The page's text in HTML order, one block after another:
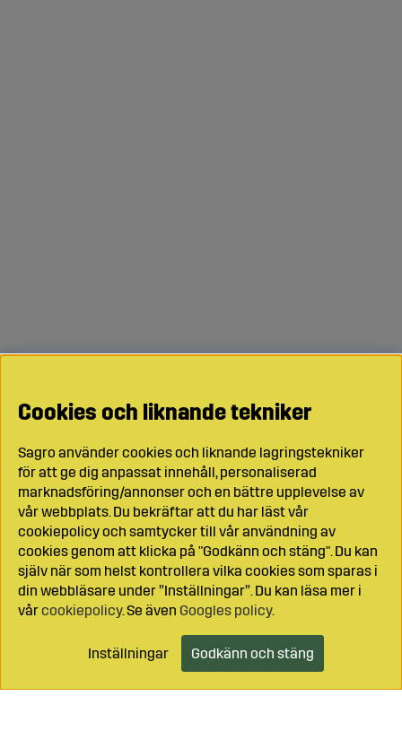
Cookies och liknande tekniker
Sagro använder cookies och liknande lagringstekniker
för att ge dig anpassat innehåll, personaliserad
marknadsföring/annonser och en bättre upplevelse av
vår webbplats. Du bekräftar att du har läst vår
cookiepolicy och samtycker till vår användning av
cookies genom att klicka på "Godkänn och stäng". Du kan
själv när som helst kontrollera vilka cookies som sparas i
din webbläsare under ”Inställningar”. Du kan läsa mer i
vårcookiepolicy. Se även Googles policy.
Inställningar Godkänn och stäng